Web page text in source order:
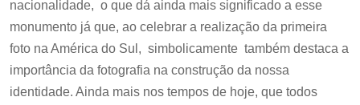
nacionalidade, o que dá ainda mais significado a esse
monumento já que, ao celebrar a realização da primeira
foto na América do Sul, simbolicamente também destaca a
importância da fotografia na construção da nossa
identidade. Ainda mais nos tempos de hoje, que todos